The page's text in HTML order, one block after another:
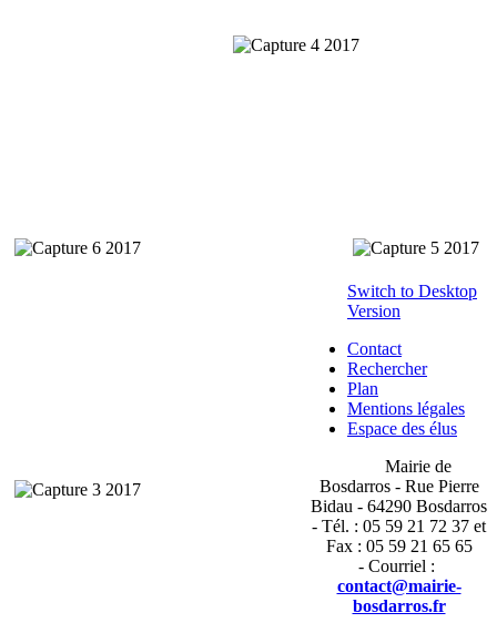
Switch to Desktop
Version
Contact
Rechercher
Plan
Mentions légales
Espace des élus
Mairie de
Bosdarros - Rue Pierre
Bidau - 64290 Bosdarros
- Tél. : 05 59 21 72 37 et
Fax : 05 59 21 65 65
- Courriel :
contact@mairie-
bosdarros.fr